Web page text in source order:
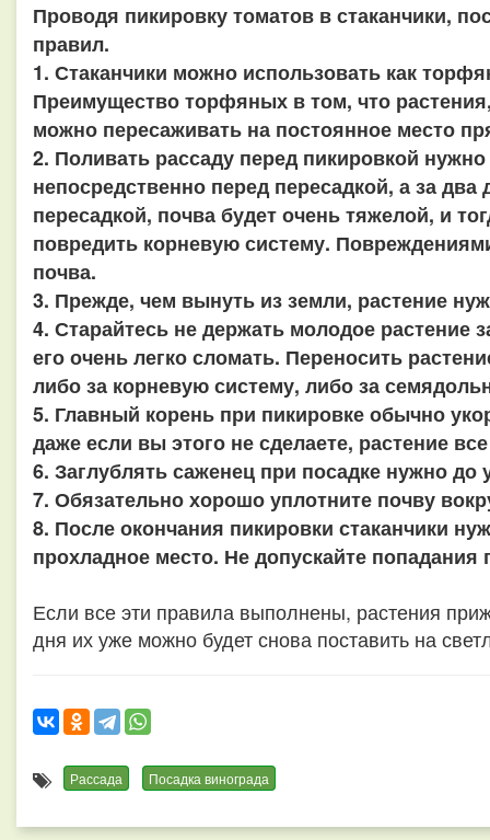
Проводя пикировку томатов в стаканчики,
правил.
1. Стаканчики можно использовать как
Преимущество торфяных в том, что
можно пересаживать на постоянное место
2. Поливать рассаду перед пикировкой
непосредственно перед пересадкой, а за
пересадкой, почва будет очень тяжелой, и
повредить корневую систему.
почва.
3. Прежде, чем вынуть из земли, растение
4. Старайтесь не держать молодое растение
его очень легко сломать. Переносить
либо за корневую систему, либо за
5. Главный корень при пикировке обычно
даже если вы этого не сделаете, растение
6. Заглублять саженец при посадке нужно
7. Обязательно хорошо уплотните почву
8. После окончания пикировки стаканчики
прохладное место. Не допускайте
Если все эти правила выполнены, растения
дня их уже можно будет снова поставить на
Рассада Посадка винограда